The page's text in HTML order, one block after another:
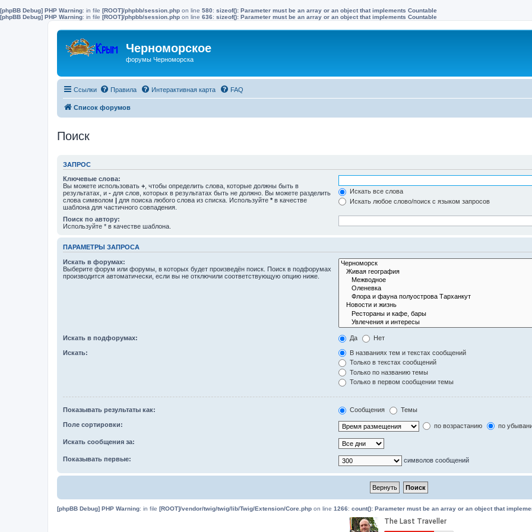
[phpBB Debug] PHP Warning: in file [ROOT]/phpbb/session.php on line 580: sizeof(): Parameter must be an array or an object that implements Countable
[phpBB Debug] PHP Warning: in file [ROOT]/phpbb/session.php on line 636: sizeof(): Parameter must be an array or an object that implements Countable
Черноморское
форумы Черноморска
Ссылки Правила Интерактивная карта FAQ
Список форумов
Поиск
ЗАПРОС
Ключевые слова:
Вы можете использовать + , чтобы определить слова, которые должны быть в
результатах, и - для слов, которых в результатах быть не должно. Вы можете разделить
слова символом | для поиска любого слова из списка. Используйте * в качестве
шаблона для частичного совпадения.
Искать все слова
Искать любое слово/поиск с языком запросов
Поиск по автору:
Используйте * в качестве шаблона.
ПАРАМЕТРЫ ЗАПРОСА
Искать в форумах:
Выберите форум или форумы, в которых будет произведён поиск. Поиск в подфорумах
производится автоматически, если вы не отключили соответствующую опцию ниже.
Искать в подфорумах: Да Нет
Искать:
В названиях тем и текстах сообщений
Только в текстах сообщений
Только по названию темы
Только в первом сообщении темы
Показывать результаты как: Сообщения Темы
Поле сортировки: по возрастанию по
Искать сообщения за:
Показывать первые: символов сообщений
[phpBB Debug] PHP Warning: in file [ROOT]/vendor/twig/twig/lib/Twig/Extension/Core.php on line 1266: count(): Parameter must be an array or an object that